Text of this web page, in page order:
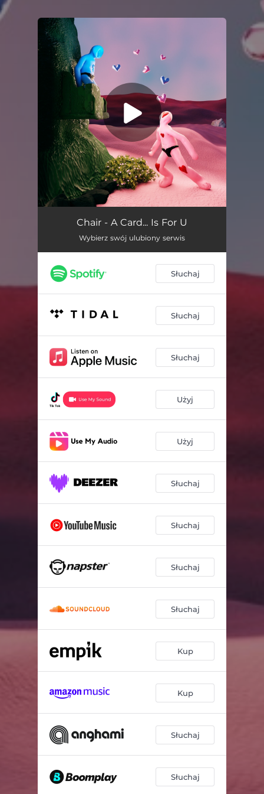
You're all set!
A Card... Is For U
Chair - A Card... Is For U
Wybierz swój ulubiony serwis
Słuchaj
Słuchaj
Słuchaj
Użyj
Użyj
Słuchaj
Słuchaj
Słuchaj
Słuchaj
Kup
Kup
Słuchaj
Słuchaj
.